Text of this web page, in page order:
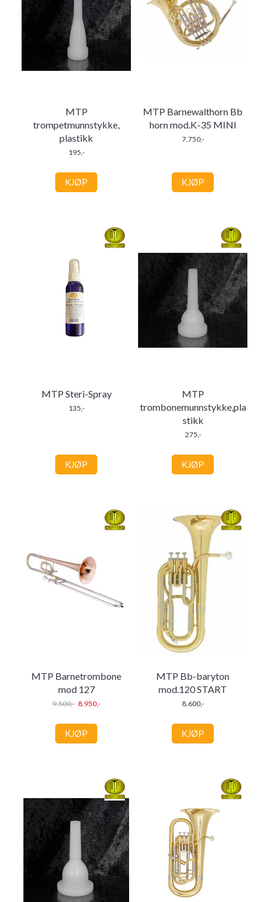
MTP
trompetmunnstykke,
plastikk
195,-
KJØP
MTP Barnewalthorn Bb
horn mod.K-35 MINI
7.750,-
KJØP
MTP Steri-Spray
135,-
KJØP
MTP
trombonemunnstykke,pla
stikk
275,-
KJØP
MTP Barnetrombone
mod 127
9.500,- 8.950,-
KJØP
MTP Bb-baryton
mod.120 START
8.600,-
KJØP